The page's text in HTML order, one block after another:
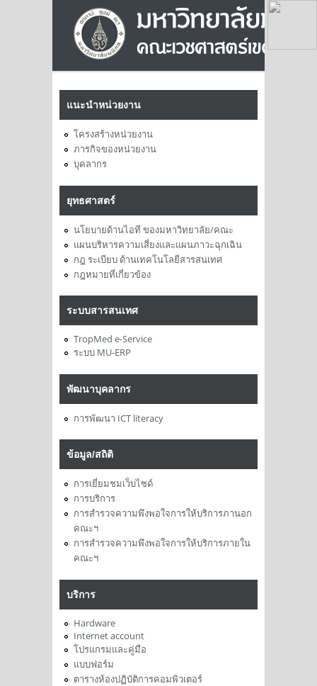
แนะนำหน่วยงาน
โครงสร้างหน่วยงาน
ภารกิจของหน่วยงาน
บุคลากร
ยุทธศาสตร์
นโยบายด้านไอที ของมหาวิทยาลัย/คณะ
แผนบริหารความเสี่ยงและแผนภาวะฉุกเฉิน
กฎ ระเบียบ ด้านเทคโนโลยีสารสนเทศ
กฎหมายที่เกี่ยวข้อง
ระบบสารสนเทศ
TropMed e-Service
ระบบ MU-ERP
พัฒนาบุคลากร
การพัฒนา ICT literacy
ข้อมูล/สถิติ
การเยี่ยมชมเว็บไซด์
การบริการ
การสำรวจความพึงพอใจการให้บริการภานอก
คณะฯ
การสำรวจความพึงพอใจการให้บริการภายใน
คณะฯ
บริการ
Hardware
Internet account
โปรแกรมและคู่มือ
แบบฟอร์ม
ตารางห้องปฏิบัติการคอมพิวเตอร์